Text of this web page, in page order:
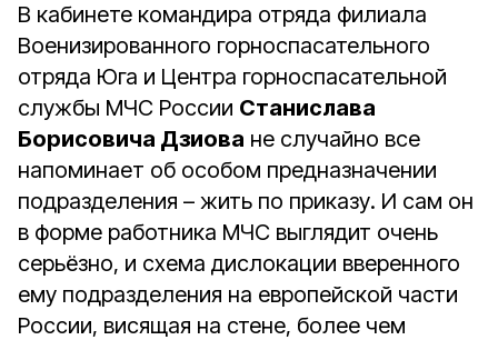
В кабинете командира отряда филиала
Военизированного горноспасательного
отряда Юга и Центра горноспасательной
службы МЧС России Станислава
Борисовича Дзиова не случайно все
напоминает об особом предназначении
подразделения – жить по приказу. И сам он
в форме работника МЧС выглядит очень
серьёзно, и схема дислокации вверенного
ему подразделения на европейской части
России, висящая на стене, более чем